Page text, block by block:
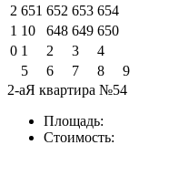
2 651 652 653 654
1 10 648 649 650
0 1 2 3
4
5
6 7 8
9
2-аЯ квартира №54
Площадь:
Стоимость: